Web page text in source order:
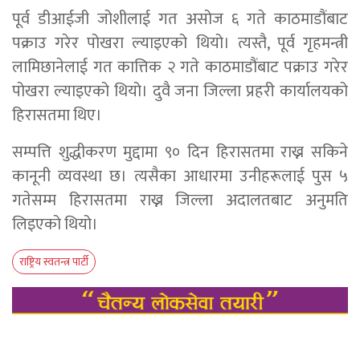
पूर्व डीआईजी जोशीलाई गत असोज ६ गते काठमाडौंबाट
पक्राउ गरेर पोखरा ल्याइएको थियो। त्यस्तै, पूर्व गृहमन्त्री
लामिछानेलाई गत कात्तिक २ गते काठमाडौंबाट पक्राउ गरेर
पोखरा ल्याइएको थियो। दुवै जना जिल्ला प्रहरी कार्यालयको
हिरासतमा थिए।
सम्पत्ति शुद्धीकरण मुद्दामा ९० दिन हिरासतमा राख्न सकिने
कानूनी व्यवस्था छ। त्यसैका आधारमा उनीहरूलाई पुस ५
गतेसम्म हिरासतमा राख्न जिल्ला अदालतबाट अनुमति
लिइएको थियो।
राष्ट्रिय स्वतन्त्र पार्टी